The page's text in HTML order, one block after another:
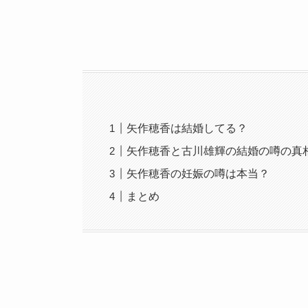
矢作穂香は結婚してる？
矢作穂香と古川雄輝の結婚の噂の真
矢作穂香の妊娠の噂は本当？
まとめ